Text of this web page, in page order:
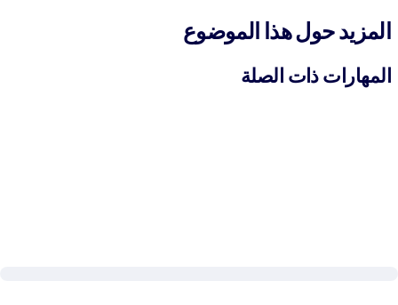
المزيد حول هذا الموضوع
المهارات ذات الصلة